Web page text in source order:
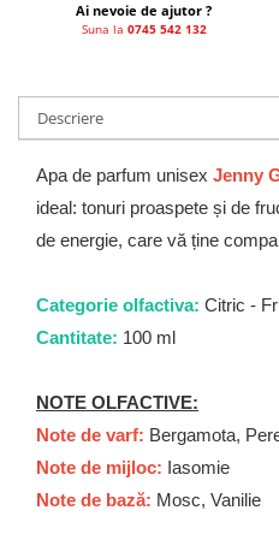
Ai nevoie de ajutor ?
Suna la 0745 542 132
Descriere
Apa de parfum unisex Jenny
ideal: tonuri proaspete și de
de energie, care vă ține
Categorie olfactiva: Citric -
Cantitate: 100 ml
NOTE OLFACTIVE:
Note de varf: Bergamota,
Note de mijloc: Iasomie
Note de bază: Mosc, Vanilie